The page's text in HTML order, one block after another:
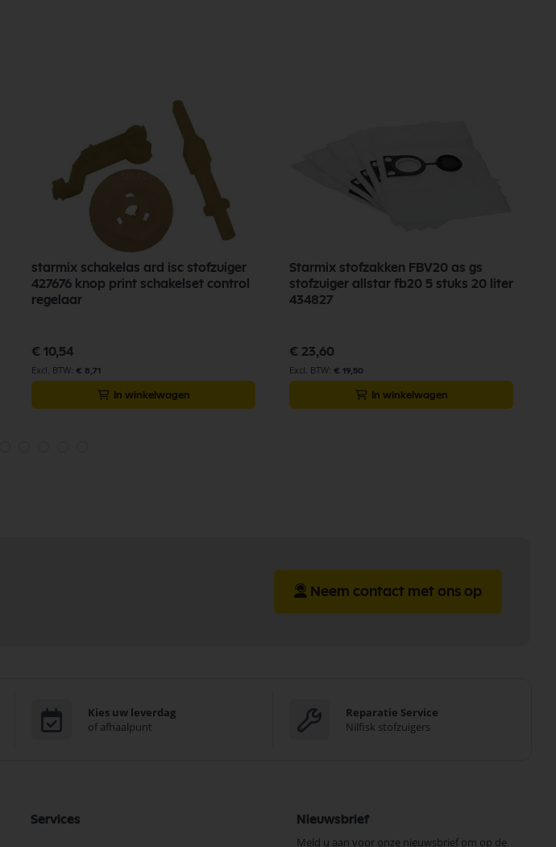
starmix schakelas ard isc stofzuiger
427676 knop print schakelset control
regelaar
€ 10,54
€ 8,71
In winkelwagen
Starmix stofzakken FBV20 as gs
stofzuiger allstar fb20 5 stuks 20 liter
434827
€ 23,60
€ 19,50
In winkelwagen
Neem contact met ons op
Kies uw leverdag
of afhaalpunt
Reparatie Service
Nilfisk stofzuigers
Services Nieuwsbrief
Meld u aan voor onze nieuwsbrief om op de